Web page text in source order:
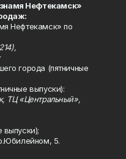
Нефтекамск»
Нефтекамск» по
города (пятничные
выпуски):
ТЦ «Центральный»,
выпуски);
5.